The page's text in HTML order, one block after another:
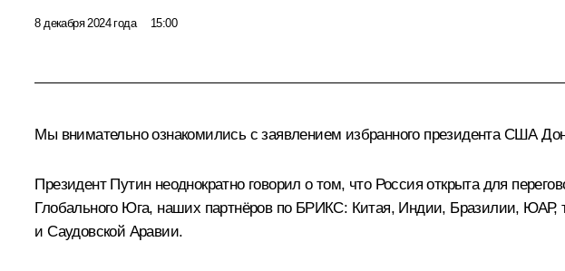
8 декабря 2024 года 15:00
Мы внимательно ознакомились с заявлением избранного президента США
Президент Путин неоднократно говорил о том, что Россия открыта для
Глобального Юга, наших партнёров по БРИКС: Китая, Индии, Бразилии,
и Саудовской Аравии.